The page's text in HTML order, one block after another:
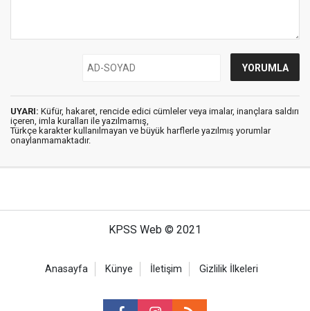
UYARI: Küfür, hakaret, rencide edici cümleler veya imalar, inançlara saldırı
içeren, imla kuralları ile yazılmamış,
Türkçe karakter kullanılmayan ve büyük harflerle yazılmış yorumlar
onaylanmamaktadır.
KPSS Web © 2021
Anasayfa Künye İletişim Gizlilik İlkeleri